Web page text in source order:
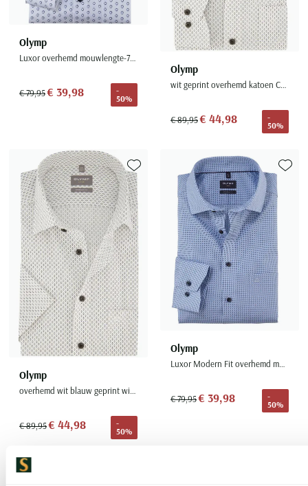
Olymp
Luxor overhemd mouwlengte-7 wit
€ 79,95€ 39,98
-
50%
Olymp
wit geprint overhemd katoen Comfort Fit
€ 89,95€ 44,98
-
50%
Olymp
overhemd wit blauw geprint wijde fit
€ 89,95€ 44,98
-
50%
Toevoegen aan favorieten
Olymp
Luxor Modern Fit overhemd mouwlengte 7 blauw
€ 79,95€ 39,98
-
50%